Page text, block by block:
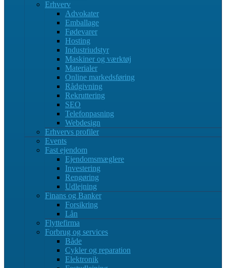
Erhverv
Advokater
Emballage
Fødevarer
Hosting
Industriudstyr
Maskiner og værktøj
Materialer
Online markedsføring
Rådgivning
Rekruttering
SEO
Telefonpasning
Webdesign
Erhvervs profiler
Events
Fast ejendom
Ejendomsmæglere
Investering
Rengøring
Udlejning
Finans og Banker
Forsikring
Lån
Flyttefirma
Forbrug og services
Både
Cykler og reparation
Elektronik